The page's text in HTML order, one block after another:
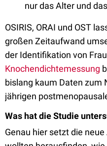
nur das Alter und
OSIRIS, ORAI und OST
großen Zeitaufwand
der Identifikation von
Knochendichtemessung
bislang kaum Daten zum
jährigen
Was hat die Studie
Genau hier setzt die